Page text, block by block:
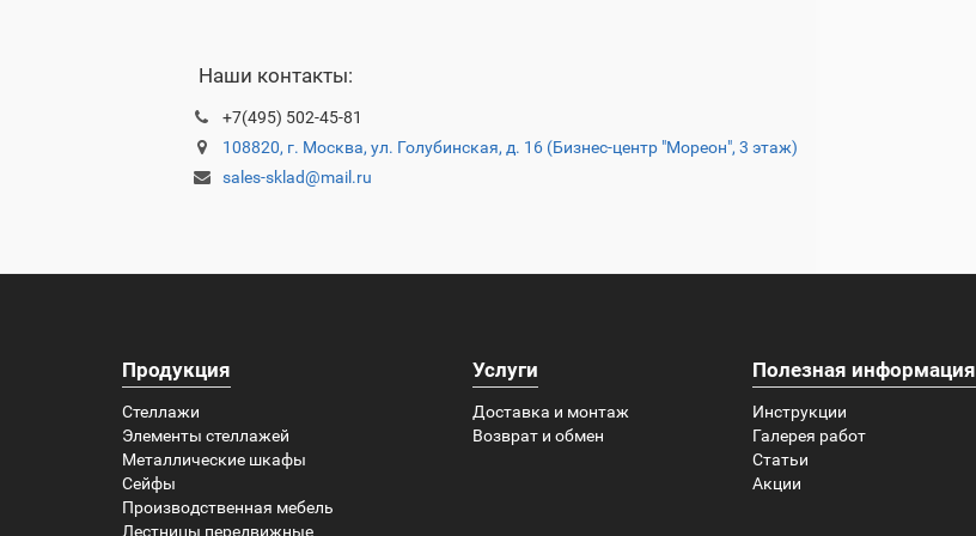
Наши контакты:
+7(495) 502-45-81
108820, г. Москва, ул. Голубинская, д. 16 (Бизнес-центр "Мореон", 3 этаж)
sales-sklad@mail.ru
Продукция
Стеллажи
Элементы стеллажей
Металлические шкафы
Сейфы
Производственная мебель
Лестницы передвижные
Услуги
Доставка и монтаж
Возврат и обмен
Полезная информация
Инструкции
Галерея работ
Статьи
Акции